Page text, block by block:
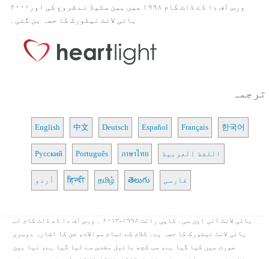
ورس آف دا ڈے ڈاٹ کام ۱۹۹۸ میں بین سٹیڈ نے شروع کی اور۲۰۰۰
ہائی لائٹ نیٹورک کا حصہ بن گئی۔
ترجمہ
English 中文 Deutsch Español Français 한국어
Русский Português ภาษาไทย اللغة العربية
اُردو हिन्दी தமிழ் తెలుగు فارسی
ہائی لائٹ آئی این سی۔ کاپی رائٹ ۱۹۹۸-۲۰۱۳ ۔ ورس آف دا ڈے ڈاٹ کام اب
ہائی لائٹ نیٹورک کا حصہ ہے۔ کلام کے تمام سوالات، جن کا اشارہ دوسری
صورت میں کیا گیا ہے، سب کچھ بائبل مقدس سے لیا گیا ہے، نیا بین